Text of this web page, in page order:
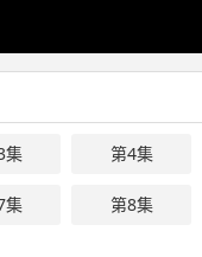
集 第4集
集 第8集